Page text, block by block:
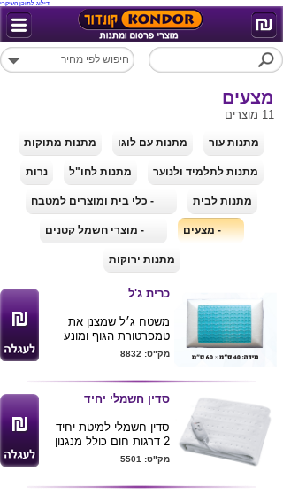
דילוג לתוכן העיקרי
מצעים
11 מוצרים
מתנות עור מתנות עם לוגו מתנות מתוקות
מתנות לתלמיד ולנוער מתנות לחו"ל נרות
מתנות לבית - כלי בית ומוצרים למטבח
- מצעים - מוצרי חשמל קטנים
מתנות ירוקות
כרית ג'ל
משטח ג׳ל שמצנן את
טמפרטורת הגוף ומונע
הזעה בקיץ
אלסטי
ציפת אלוורה לשינה רגועה
ושקטה
חוויה מושלמת לשינה טובה
מתאימה את עצמה ע״פ
משקל הראש
חוזרת לעצמה בכל תנועה
מק"ט: 8832
סדין חשמלי יחיד
סדין חשמלי למיטת יחיד
2 דרגות חום כולל מנגנון
בטיחות
הספק 60w
מק"ט: 5501